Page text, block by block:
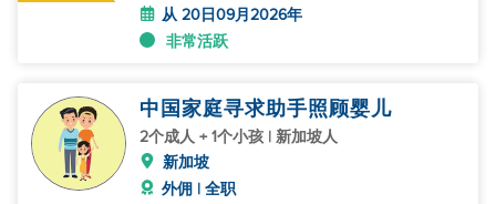
从 20日09月2026年
非常活跃
中国家庭寻求助手照顾婴儿
2个成人 + 1个小孩 | 新加坡人
新加坡
外佣 | 全职